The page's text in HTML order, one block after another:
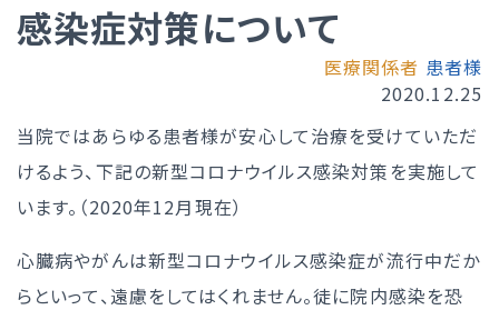
感染症対策について
医療関係者 患者様
2020.12.25
当院ではあらゆる患者様が安心して治療を受けていただ
けるよう、下記の新型コロナウイルス感染対策を実施して
います。（2020年12月現在）
心臓病やがんは新型コロナウイルス感染症が流行中だか
らといって、遠慮をしてはくれません。徒に院内感染を恐